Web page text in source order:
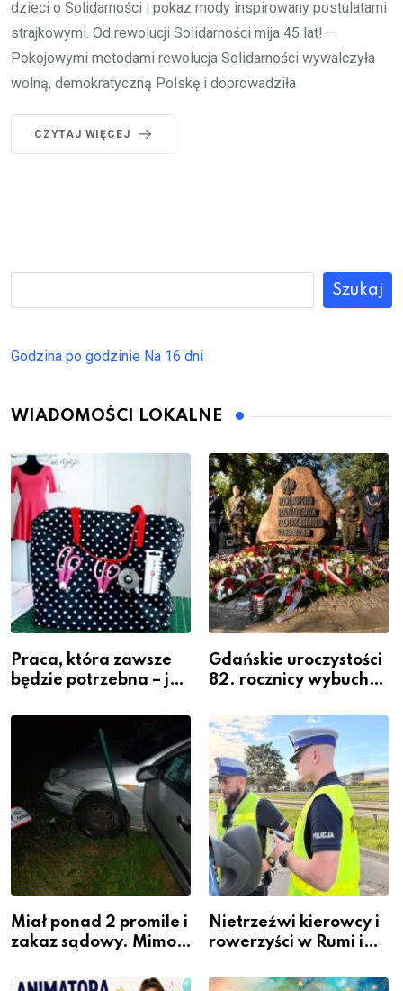
dzieci o Solidarności i pokaz mody inspirowany postulatami
strajkowymi. Od rewolucji Solidarności mija 45 lat! –
Pokojowymi metodami rewolucja Solidarności wywalczyła
wolną, demokratyczną Polskę i doprowadziła
CZYTAJ WIĘCEJ
Szukaj
Godzina po godzinie Na 16 dni
WIADOMOŚCI LOKALNE
Praca, która zawsze
będzie potrzebna – jak
zawodem przyszłości i
gdzie się go nauczyć?
Gdańskie uroczystości
82. rocznicy wybuchu
Warszawskiego
Miał ponad 2 promile i
zakaz sądowy. Mimo
kierownicę w
Nietrzeźwi kierowcy i
rowerzyści w Rumi i